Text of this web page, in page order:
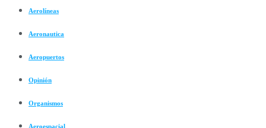
Aerolíneas
Aeronautica
Aeropuertos
Opinión
Organismos
Aeroespacial